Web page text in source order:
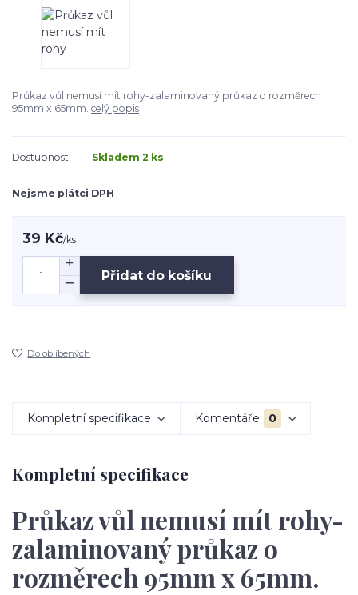
Průkaz vůl nemusí mít rohy-zalaminovaný průkaz o rozměrech
95mm x 65mm. celý popis
Dostupnost Skladem 2 ks
Nejsme plátci DPH
39 Kč/ks
Přidat do košíku
Do oblíbených
Kompletní specifikace Komentáře 0
Kompletní specifikace
Průkaz vůl nemusí mít rohy-
zalaminovaný průkaz o
rozměrech 95mm x 65mm.